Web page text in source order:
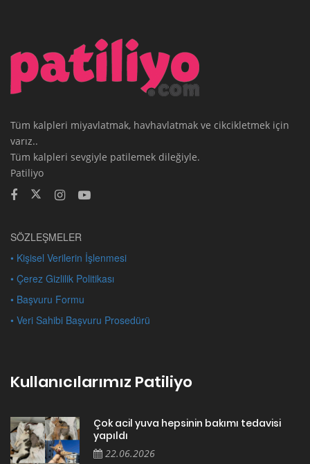
Tüm kalpleri miyavlatmak, havhavlatmak ve cikcikletmek için
varız..
Tüm kalpleri sevgiyle patilemek dileğiyle.
Patiliyo
SÖZLEŞMELER
• Kişisel Verilerin İşlenmesi
• Çerez Gizlilik Politikası
• Başvuru Formu
• Veri Sahibi Başvuru Prosedürü
Kullanıcılarımız Patiliyo
Çok acil yuva hepsinin bakımı tedavisi
yapıldı
22.06.2026